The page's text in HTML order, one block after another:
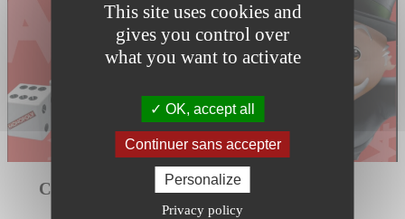
This site uses cookies and
gives you control over
what you want to activate
OK, accept all
Continuer sans accepter
Personalize
Privacy policy
Comment ça marche ?